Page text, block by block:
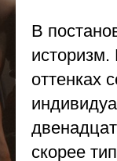
В
оттенках
скорее